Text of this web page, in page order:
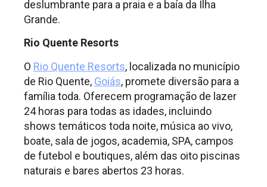
deslumbrante para a praia e a baía da Ilha
Grande.
Rio Quente Resorts
O Rio Quente Resorts, localizada no município
de Rio Quente, Goiás, promete diversão para a
família toda. Oferecem programação de lazer
24 horas para todas as idades, incluindo
shows temáticos toda noite, música ao vivo,
boate, sala de jogos, academia, SPA, campos
de futebol e boutiques, além das oito piscinas
naturais e bares abertos 23 horas.